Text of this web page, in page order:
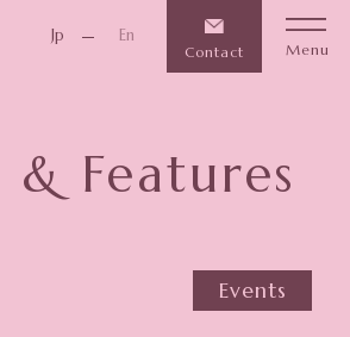
Jp En
Contact Menu
& Features
Events